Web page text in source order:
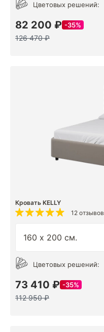
Цветовых решений:
82 200 ₽ 35%
126 470 ₽
Кровать KELLY
12 отзывов
Цветовых решений:
73 410 ₽ 35%
112 950 ₽